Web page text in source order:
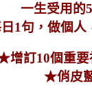
一生受用的
句，做個人
10個重要
★俏皮藍